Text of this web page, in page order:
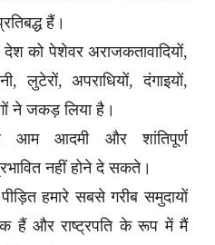
हैं।
देश को पेशेवर अराजकतावादियों,
लुटेरों, अपराधियों, दंगाइयों,
ने जकड़ लिया है।
आम आदमी और शांतिपूर्ण
नहीं होने दे सकते।
हमारे सबसे गरीब समुदायों
हैं और राष्ट्रपति के रूप में मैं